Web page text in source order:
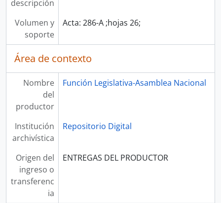
descripción
Volumen y
soporte
Acta: 286-A ;hojas 26;
Área de contexto
Nombre
del
productor
Función Legislativa-Asamblea Nacional
Institución
archivística
Repositorio Digital
Origen del
ingreso o
transferenc
ia
ENTREGAS DEL PRODUCTOR